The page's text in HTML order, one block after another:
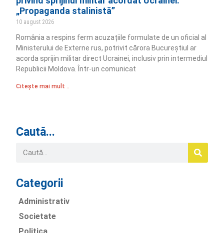
„Propaganda stalinistă”
10 august 2026
România a respins ferm acuzațiile formulate de un oficial al
Ministerului de Externe rus, potrivit cărora Bucureștiul ar
acorda sprijin militar direct Ucrainei, inclusiv prin intermediul
Republicii Moldova. Într-un comunicat
Citește mai mult ..
Caută...
Categorii
Administrativ
Societate